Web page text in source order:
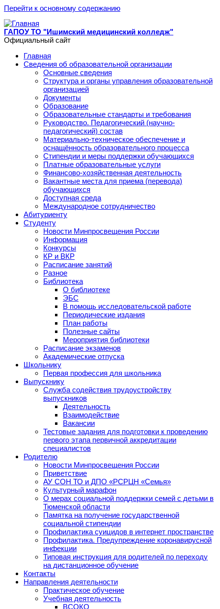
Перейти к основному содержанию
ГАПОУ ТО "Ишимский медицинский колледж"
Официальный сайт
Главная
Сведения об образовательной организации
Основные сведения
Структура и органы управления образовательной
организацией
Документы
Образование
Образовательные стандарты и требования
Руководство. Педагогический (научно-
педагогический) состав
Материально-техническое обеспечение и
оснащённость образовательного процесса
Стипендии и меры поддержки обучающихся
Платные образовательные услуги
Финансово-хозяйственная деятельность
Вакантные места для приема (перевода)
обучающихся
Доступная среда
Международное сотрудничество
Абитуриенту
Студенту
Новости Минпросвещения России
Информация
Конкурсы
КР и ВКР
Расписание занятий
Разное
Библиотека
О библиотеке
ЭБС
В помощь исследовательской работе
Периодические издания
План работы
Полезные сайты
Мероприятия библиотеки
Расписание экзаменов
Академические отпуска
Школьнику
Первая профессия для школьника
Выпускнику
Служба содействия трудоустройству
выпускников
Деятельность
Взаимодействие
Вакансии
Тестовые задания для подготовки к проведению
первого этапа первичной аккредитации
специалистов
Родителю
Новости Минпросвещения России
Приветствие
АУ СОН ТО и ДПО «РСРЦН «Семья»
Культурный марафон
О мерах социальной поддержки семей с детьми в
Тюменской области
Памятка на получение государственной
социальной стипендии
Профилактика суицидов в интернет пространстве
Профилактика. Предупреждение коронавирусной
инфекции
Типовая инструкция для родителей по переходу
на дистанционное обучение
Контакты
Направления деятельности
Практическое обучение
Учебная деятельность
ВСОКО